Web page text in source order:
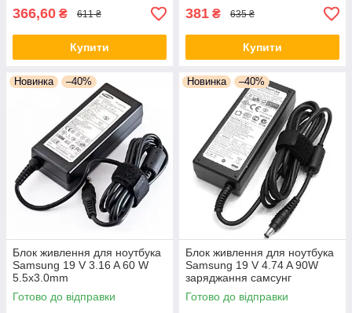
366,60 ₴ 611 ₴
Купити
381 ₴ 635 ₴
Купити
Новинка –40%
Блок живлення для ноутбука
Samsung 19 V 3.16 A 60 W
5.5x3.0mm
Готово до відправки
Новинка –40%
Блок живлення для ноутбука
Samsung 19 V 4.74 A 90W
заряджання самсунг
Готово до відправки